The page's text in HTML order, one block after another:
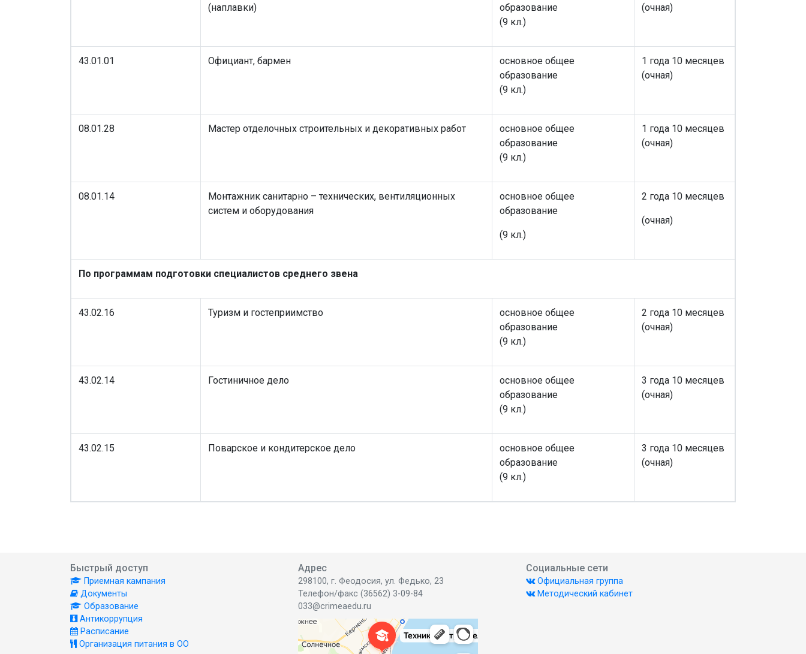
(наплавки)
образование
(9 кл.)
(очная)
43.01.01 Официант, бармен
основное общее
образование
(9 кл.)
1 года 10 месяцев
(очная)
08.01.28 Мастер отделочных строительных и декоративных работ
основное общее
образование
(9 кл.)
1 года 10 месяцев
(очная)
08.01.14
Монтажник санитарно – технических, вентиляционных
систем и оборудования
основное общее
образование
(9 кл.)
2 года 10 месяцев
(очная)
По программам подготовки специалистов среднего звена
43.02.16 Туризм и гостеприимство
основное общее
образование
(9 кл.)
2 года 10 месяцев
(очная)
43.02.14 Гостиничное дело
основное общее
образование
(9 кл.)
3 года 10 месяцев
(очная)
43.02.15 Поварское и кондитерское дело
основное общее
образование
(9 кл.)
3 года 10 месяцев
(очная)
Быстрый доступ
Приемная кампания
Документы
Образование
Антикоррупция
Расписание
Организация питания в ОО
Адрес
298100, г. Феодосия, ул. Федько, 23
Телефон/факс (36562) 3-09-84
033@crimeaedu.ru
Социальные сети
Официальная группа
Методический кабинет